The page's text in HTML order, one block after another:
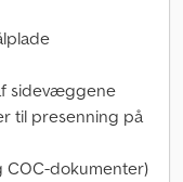
sidevæggene
til presenning på
COC-dokumenter)